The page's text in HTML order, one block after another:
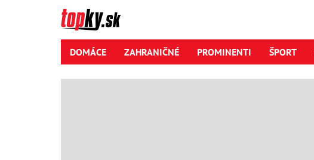
DOMÁCE ZAHRANIČNÉ PROMINENTI ŠPORT